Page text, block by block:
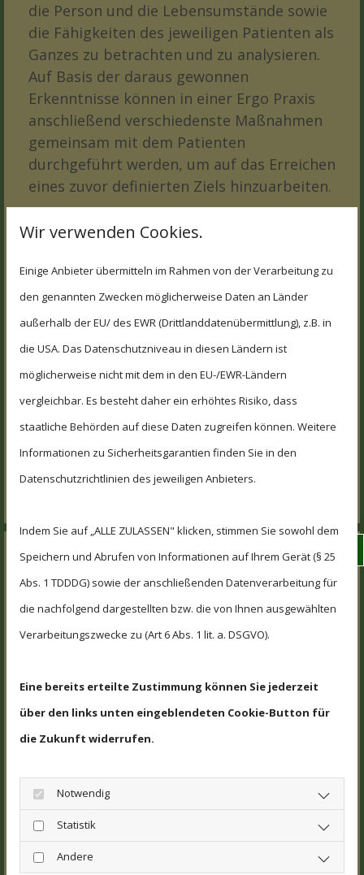
die Person und die Lebensumstände sowie
die Fähigkeiten des jeweiligen Patienten als
Ganzes zu betrachten und zu analysieren.
Auf Basis der daraus gewonnen
Erkenntnisse können in einer Ergo Praxis
anschließend verschiedenste Maßnahmen
gemeinsam mit dem Patienten
durchgeführt werden, um auf das Erreichen
eines zuvor definierten Ziels hinzuarbeiten.
Als Teil der Therapie kann der
Bedürfnissen des Patienten, sowohl
verschiedenste Übungen mit diesem
durchführen als auch unterschiedliche
Hilfsmittel zum Einsatz bringen.
Ziel einer erfolgreichen Ergotherapie muss
es immer sein, die Möglichkeiten des
Patienten zur Teilhabe am sozio-
kulturellen Leben zu erhalten und nach
Möglichkeit zu verbessern.
Sicht erfolgreiche
Ergotherapie wichtig?
sind vor allem zwei Faktoren
ausschlaggebend.
der behandelnde Ergotherapeut die
innerhalb der Therapie-Maßnahmen und
Übungen individuell auf die Bedürfnisse
des Patienten abstimmt. Darüber hinaus
Wir verwenden Cookies.
Einige Anbieter übermitteln im Rahmen von der Verarbeitung zu
den genannten Zwecken möglicherweise Daten an Länder
außerhalb der EU/ des EWR (Drittlanddatenübermittlung), z.B. in
die USA. Das Datenschutzniveau in diesen Ländern ist
möglicherweise nicht mit dem in den EU-/EWR-Ländern
vergleichbar. Es besteht daher ein erhöhtes Risiko, dass
staatliche Behörden auf diese Daten zugreifen können. Weitere
Informationen zu Sicherheitsgarantien finden Sie in den
Datenschutzrichtlinien des jeweiligen Anbieters.
Indem Sie auf „ALLE ZULASSEN" klicken, stimmen Sie sowohl dem
Speichern und Abrufen von Informationen auf Ihrem Gerät (§ 25
Abs. 1 TDDDG) sowie der anschließenden Datenverarbeitung für
die nachfolgend dargestellten bzw. die von Ihnen ausgewählten
Verarbeitungszwecke zu (Art 6 Abs. 1 lit. a. DSGVO).
Eine bereits erteilte Zustimmung können Sie jederzeit
über den links unten eingeblendeten Cookie-Button für
die Zukunft widerrufen.
Notwendig
Statistik
Andere